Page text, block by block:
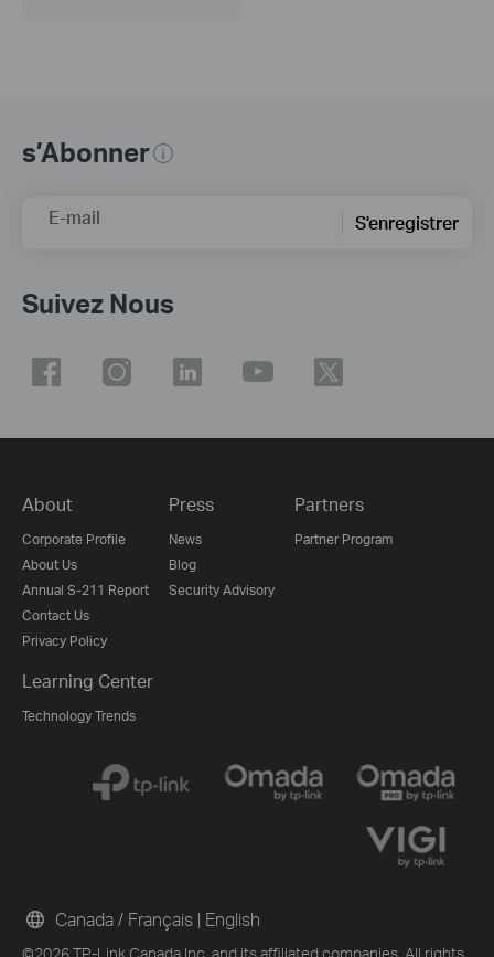
s’Abonner
E-mail S'enregistrer
Suivez Nous
About
Corporate Profile
About Us
Annual S-211 Report
Contact Us
Privacy Policy
Press
News
Blog
Security Advisory
Partners
Partner Program
Learning Center
Technology Trends
Canada / Français | English